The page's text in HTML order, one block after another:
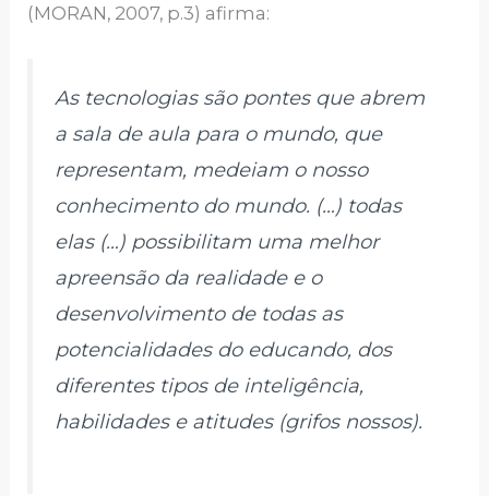
(MORAN, 2007, p.3) afirma:
As tecnologias são pontes que abrem
a sala de aula para o mundo, que
representam, medeiam o nosso
conhecimento do mundo. (…) todas
elas (…) possibilitam uma melhor
apreensão da realidade e o
desenvolvimento de todas as
potencialidades do educando, dos
diferentes tipos de inteligência,
habilidades e atitudes (grifos nossos).